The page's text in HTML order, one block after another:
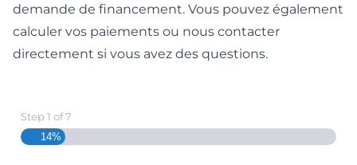
demande de financement. Vous pouvez également
calculer vos paiements ou nous contacter
directement si vous avez des questions.
Step1 of7
14%